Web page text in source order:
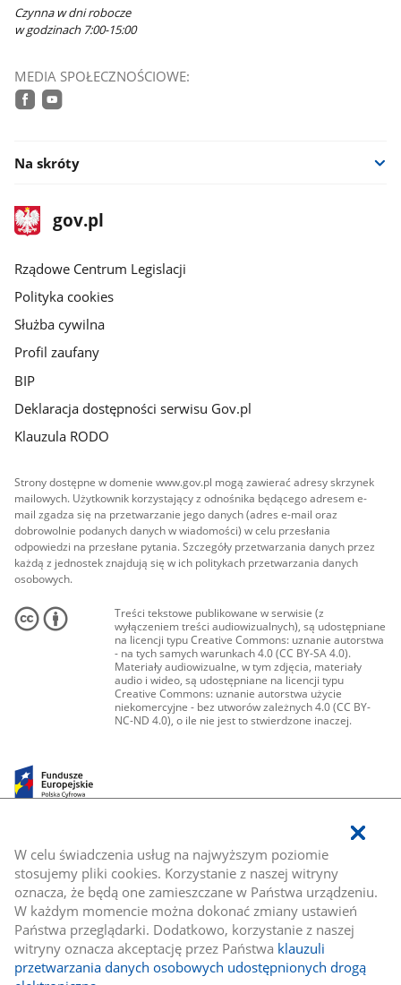
W celu świadczenia usług na najwyższym poziomie
stosujemy pliki cookies. Korzystanie z naszej witryny
oznacza, że będą one zamieszczane w Państwa urządzeniu.
W każdym momencie można dokonać zmiany ustawień
Państwa przeglądarki. Dodatkowo, korzystanie z naszej
witryny oznacza akceptację przez Państwa klauzuli
przetwarzania danych osobowych udostępnionych drogą
Czynna w dni robocze
w godzinach 7:00-15:00
MEDIA SPOŁECZNOŚCIOWE:
Na skróty
stopka
gov.plStrona
gov.pl
Rządowe Centrum Legislacji
Polityka cookies
Służba cywilna
Profil zaufany
BIP
Deklaracja dostępności serwisu Gov.pl
Klauzula RODO
Strony dostępne w domenie www.gov.pl mogą zawierać adresy skrzynek
mailowych. Użytkownik korzystający z odnośnika będącego adresem e-
mail zgadza się na przetwarzanie jego danych (adres e-mail oraz
dobrowolnie podanych danych w wiadomości) w celu przesłania
odpowiedzi na przesłane pytania. Szczegóły przetwarzania danych przez
każdą z jednostek znajdują się w ich politykach przetwarzania danych
osobowych.
Treści tekstowe publikowane w serwisie (z
wyłączeniem treści audiowizualnych), są udostępniane
na licencji typu Creative Commons: uznanie autorstwa
- na tych samych warunkach 4.0 (CC BY-SA 4.0).
Materiały audiowizualne, w tym zdjęcia, materiały
audio i wideo, są udostępniane na licencji typu
Creative Commons: uznanie autorstwa użycie
niekomercyjne - bez utworów zależnych 4.0 (CC BY-
NC-ND 4.0), o ile nie jest to stwierdzone inaczej.